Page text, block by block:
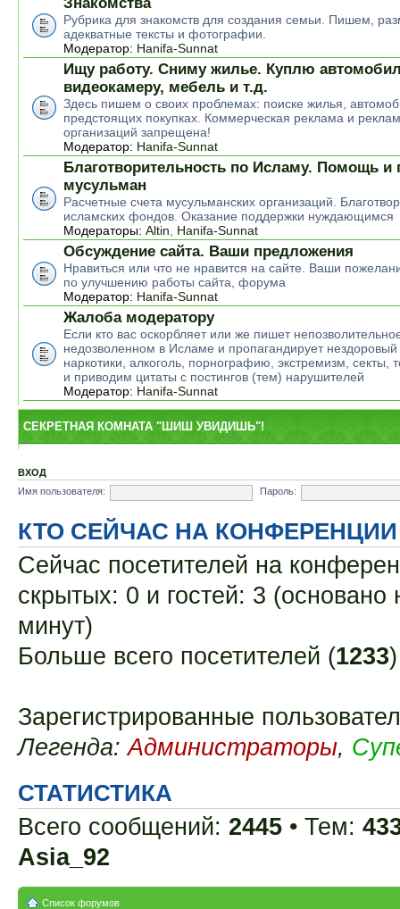
Рубрика для знакомств для создания семьи. Пишем,
адекватные тексты и фотографии.
Модератор: Hanifa-Sunnat
Ищу работу. Сниму жилье. Куплю
видеокамеру, мебель и т.д.
Здесь пишем о своих проблемах: поиске жилья,
предстоящих покупках. Коммерческая реклама и
организаций запрещена!
Модератор: Hanifa-Sunnat
Благотворительность по Исламу. Помощь и
мусульман
Расчетные счета мусульманских организаций.
исламских фондов. Оказание поддержки нуждающимся
Модераторы: Altin Hanifa-Sunnat
Обсуждение сайта. Ваши предложения
Нравиться или что не нравится на сайте. Ваши
по улучшению работы сайта, форума
Модератор: Hanifa-Sunnat
Жалоба модератору
Если кто вас оскорбляет или же пишет
недозволенном в Исламе и пропагандирует
наркотики, алкоголь, порнографию, экстремизм, секты,
и приводим цитаты с постингов (тем) нарушителей
Модератор: Hanifa-Sunnat
СЕКРЕТНАЯ КОМНАТА "ШИШ УВИДИШЬ"!
ВХОД
Имя пользователя:
Пароль:
КТО СЕЙЧАС НА КОНФЕРЕНЦИИ
Сейчас посетителей на
скрытых: 0 и гостей: 3 (основано
минут)
Больше всего посетителей (1233
Зарегистрированные
Легенда:Администраторы,
СТАТИСТИКА
Всего сообщений: 2445 • Тем:
Asia_92
Список форумов